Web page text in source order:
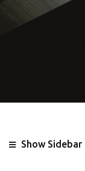
Show Sidebar